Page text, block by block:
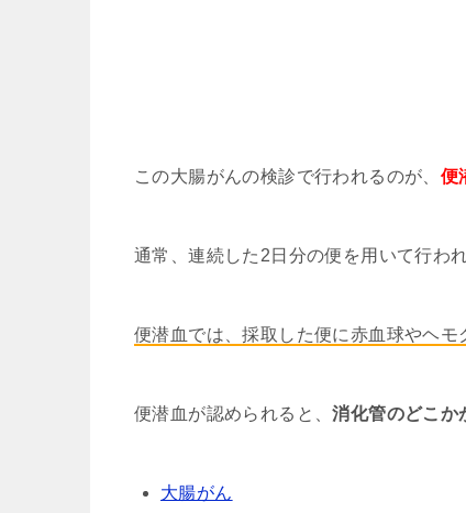
この大腸がんの検診で行われるのが、 便
通常、連続した2日分の便を用いて行われ
便潜血では、採取した便に赤血球やヘ
便潜血が認められると、消化管のどこか
大腸がん